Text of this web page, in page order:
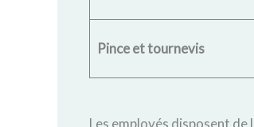
Pince et tournevis
Les employés disposent